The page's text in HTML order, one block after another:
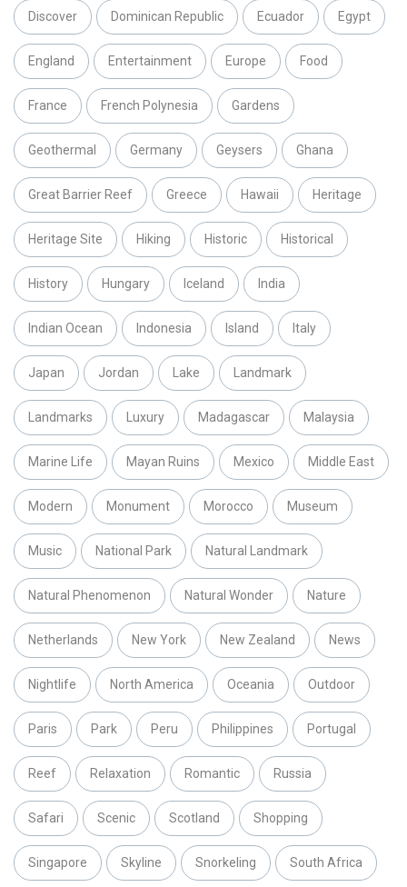
Discover Dominican Republic Ecuador Egypt
England Entertainment Europe Food
France French Polynesia Gardens
Geothermal Germany Geysers Ghana
Great Barrier Reef Greece Hawaii Heritage
Heritage Site Hiking Historic Historical
History Hungary Iceland India
Indian Ocean Indonesia Island Italy
Japan Jordan Lake Landmark
Landmarks Luxury Madagascar Malaysia
Marine Life Mayan Ruins Mexico Middle East
Modern Monument Morocco Museum
Music National Park Natural Landmark
Natural Phenomenon Natural Wonder Nature
Netherlands New York New Zealand News
Nightlife North America Oceania Outdoor
Paris Park Peru Philippines Portugal
Reef Relaxation Romantic Russia
Safari Scenic Scotland Shopping
Singapore Skyline Snorkeling South Africa